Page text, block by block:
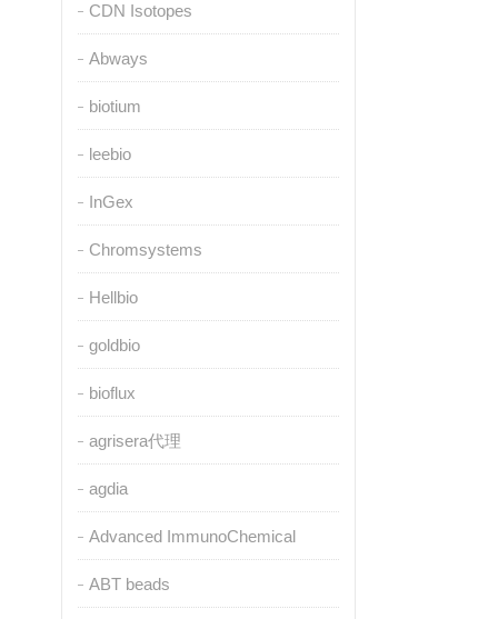
CDN Isotopes
Abways
biotium
leebio
InGex
Chromsystems
Hellbio
goldbio
bioflux
agrisera代理
agdia
Advanced ImmunoChemical
ABT beads